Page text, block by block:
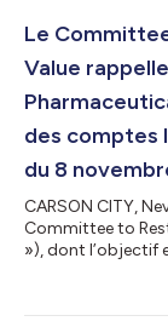
novembre 2023 («
valablement
Le
Value
des comptes
du 8
CARSON CITY,
Committee to
»), dont l’objectif
l’attention des